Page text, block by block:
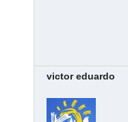
victor eduardo